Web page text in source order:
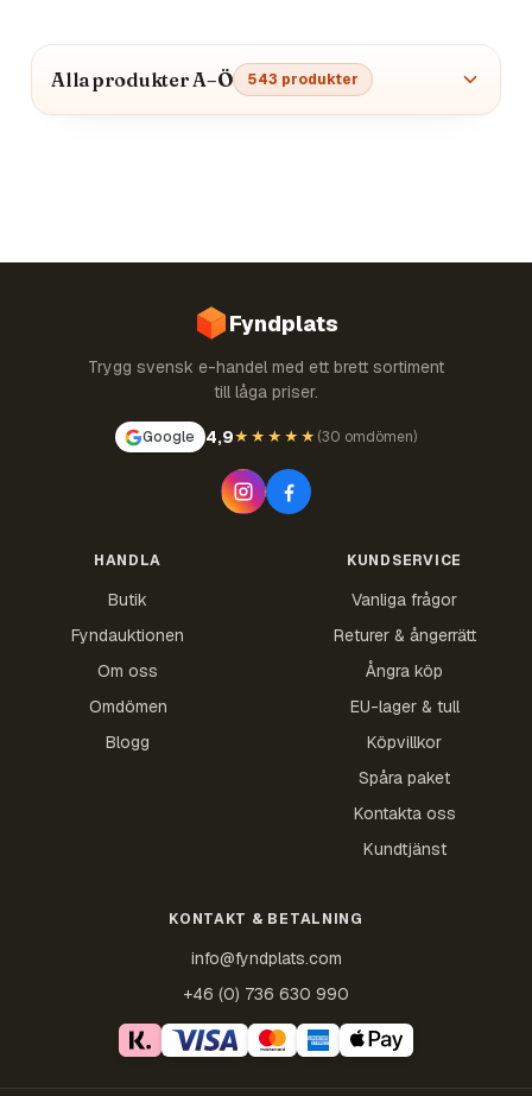
Alla produkter A–Ö 543 produkter
Fyndplats
Trygg svensk e-handel med ett brett sortiment
till låga priser.
Google 4,9★★★★★ (30 omdömen)
HANDLA
Butik
Fyndauktionen
Om oss
Omdömen
Blogg
KUNDSERVICE
Vanliga frågor
Returer & ångerrätt
Ångra köp
EU-lager & tull
Köpvillkor
Spåra paket
Kontakta oss
Kundtjänst
KONTAKT & BETALNING
info@fyndplats.com
+46 (0) 736 630 990